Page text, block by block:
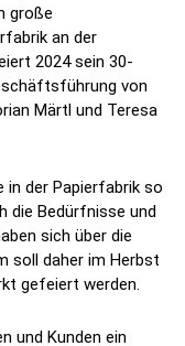
große
an der
2024 sein 30-
von
Märtl und Teresa
in der Papierfabrik so
die Bedürfnisse und
sich über die
soll daher im Herbst
gefeiert werden.
und Kunden ein